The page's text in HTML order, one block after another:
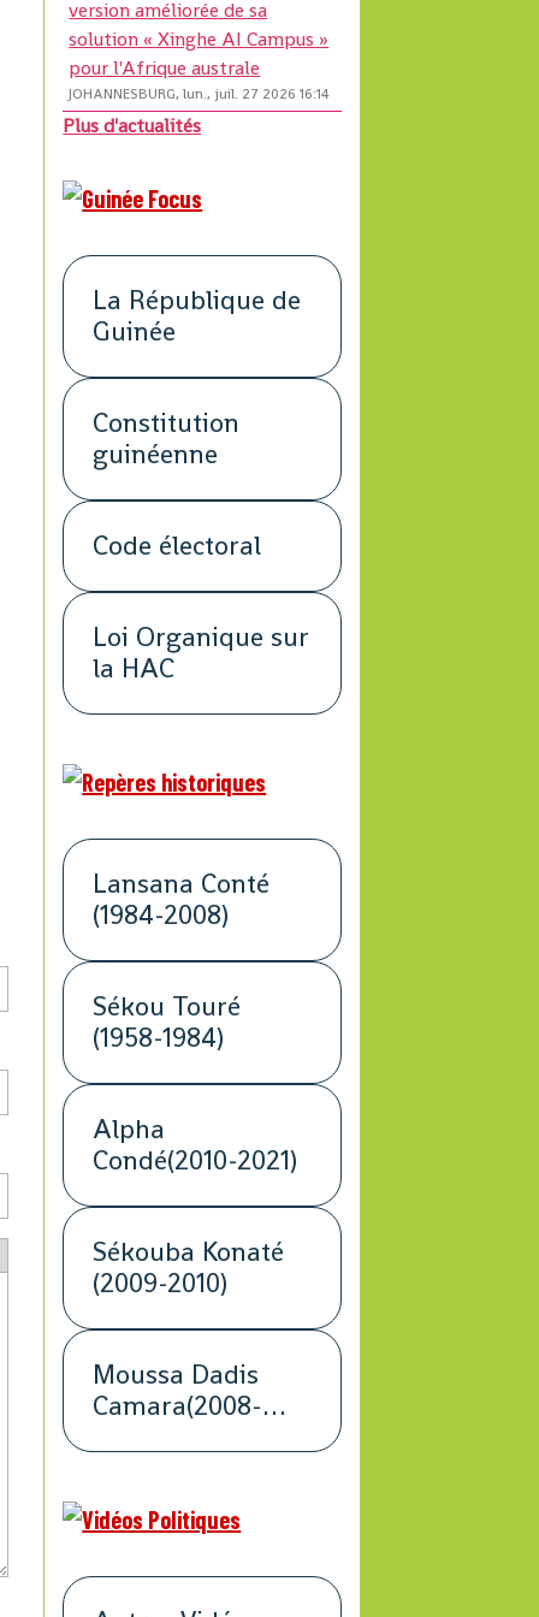
version améliorée de sa
solution « Xinghe AI Campus »
pour l'Afrique australe
JOHANNESBURG, lun., juil. 27 2026 16:14
Plus d'actualités
La République de
Guinée
Constitution
guinéenne
Code électoral
Loi Organique sur
la HAC
Lansana Conté
(1984-2008)
Sékou Touré
(1958-1984)
Alpha
Condé(2010-2021)
Sékouba Konaté
(2009-2010)
Moussa Dadis
Camara(2008-